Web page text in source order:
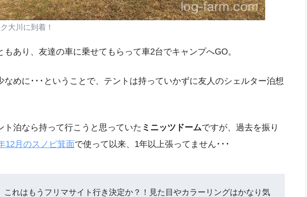
大川に到着！
もあり、友達の車に乗せてもらって車2台でキャンプへGO。
なめに･･･ということで、テントは持っていかずに友人のシェルター泊想
ト泊なら持って行こうと思っていた ミニッツドームですが、過去を振り
12月のスノピ箕面で使って以来、1年以上張ってません･･･
これはもうフリマサイト行き決定か？！見た目やカラーリングはかなり気